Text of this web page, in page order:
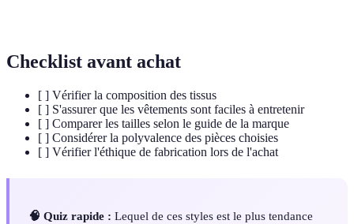
Checklist avant achat
[ ] Vérifier la composition des tissus
[ ] S'assurer que les vêtements sont faciles à entretenir
[ ] Comparer les tailles selon le guide de la marque
[ ] Considérer la polyvalence des pièces choisies
[ ] Vérifier l'éthique de fabrication lors de l'achat
🧠 Quiz rapide : Lequel de ces styles est le plus tendance